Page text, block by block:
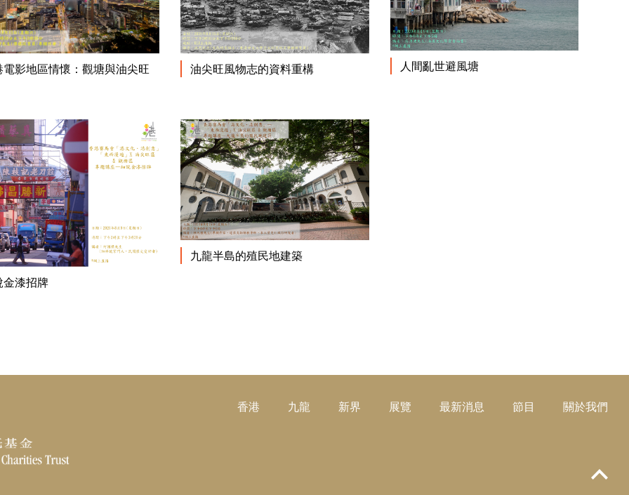
閱讀更多
電影地區情懷：觀塘與油尖旺 閱讀更多
油尖旺風物志的資料重構 人間亂世避風塘
金漆招牌
九龍半島的殖民地建築
香港 九龍 新界 展覽 最新消息 節目 關於我們